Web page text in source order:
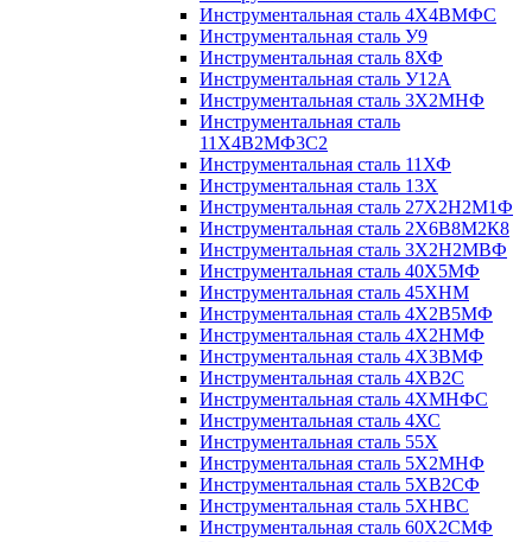
Инструментальная сталь 4Х4ВМФС
Инструментальная сталь У9
Инструментальная сталь 8ХФ
Инструментальная сталь У12А
Инструментальная сталь 3Х2МНФ
Инструментальная сталь
11Х4В2МФ3С2
Инструментальная сталь 11ХФ
Инструментальная сталь 13Х
Инструментальная сталь 27Х2Н2М1Ф
Инструментальная сталь 2Х6В8М2К8
Инструментальная сталь 3Х2Н2МВФ
Инструментальная сталь 40Х5МФ
Инструментальная сталь 45ХНМ
Инструментальная сталь 4Х2В5МФ
Инструментальная сталь 4Х2НМФ
Инструментальная сталь 4Х3ВМФ
Инструментальная сталь 4ХВ2С
Инструментальная сталь 4ХМНФС
Инструментальная сталь 4ХС
Инструментальная сталь 55Х
Инструментальная сталь 5Х2МНФ
Инструментальная сталь 5ХВ2СФ
Инструментальная сталь 5ХНВС
Инструментальная сталь 60Х2СМФ